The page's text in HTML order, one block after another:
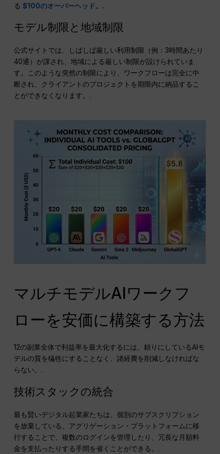
る$100のオーバーヘッド。.
モデル制限と地域制限
公式サイトでは、しばしば厳しい利用制限（例：3時間あたり
40通）が課され、地域による厳しい制限が設けられていま
す。このような突然の制限により、ワークフローは完全に中
断され、クライアントのプロジェクトを期限内に納品するこ
とができなくなります。.
マルチモデルAIワークフ
ローを安価に構築する方法
12の副業全体で利益率を最大化するには、頼りにしているAIモ
デルの質を犠牲にすることなく、諸経費を削減しなければな
らない。.
技術スタックの統合
最も賢いデジタル起業家たちは、個別のサブスクリプション
を放棄している。アグリゲーション・プラットフォームに移
行することで、複数のログインを管理したり、冗長な月額料
金を支払ったりする手間を省くことができる。.